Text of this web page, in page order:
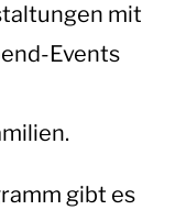
mit
Events
gibt es